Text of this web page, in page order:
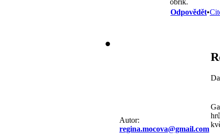
Odpovědět•
Autor:
regina.mocova@gmail.com